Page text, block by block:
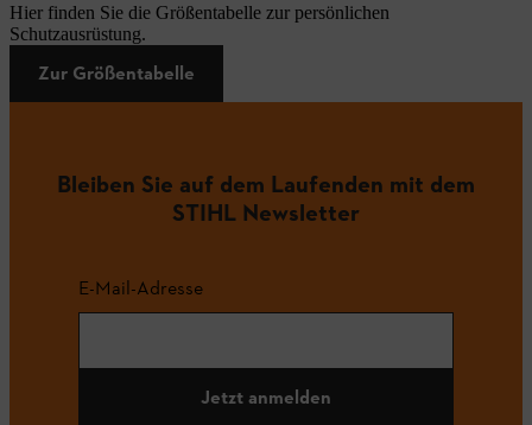
Hier finden Sie die Größentabelle zur persönlichen
Schutzausrüstung.
Zur Größentabelle
Bleiben Sie auf dem Laufenden mit dem
STIHL Newsletter
E-Mail-Adresse
Jetzt anmelden